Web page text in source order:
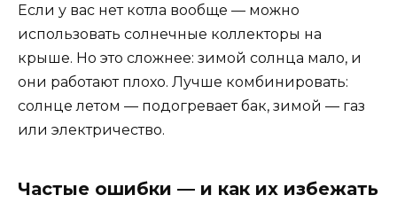
Если у вас нет котла вообще — можно
использовать солнечные коллекторы на
крыше. Но это сложнее: зимой солнца мало, и
они работают плохо. Лучше комбинировать:
солнце летом — подогревает бак, зимой — газ
или электричество.
Частые ошибки — и как их избежать